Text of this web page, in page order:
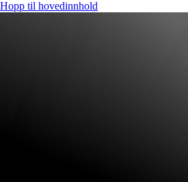
Hopp til hovedinnhold